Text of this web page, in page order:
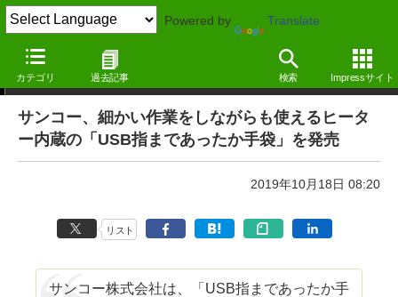
Powered by Translate
カテゴリ 過去記事 検索 Impressサイト
ニュース ―MdN Design Interactive edition―
サンコー、細かい作業をしながらも使えるヒータ
ー内蔵の「USB指まであったか手袋」を発売
2019年10月18日 08:20
リスト
サンコー株式会社は、「USB指まであったか手